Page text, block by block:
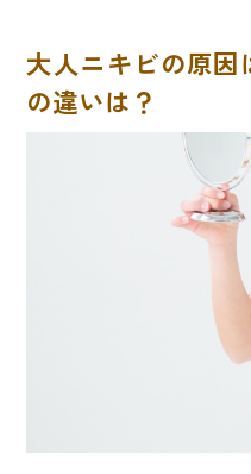
大人ニキビの原
の違いは？